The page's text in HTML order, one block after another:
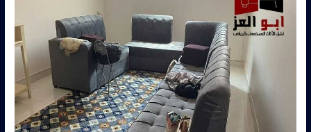
بالرياض